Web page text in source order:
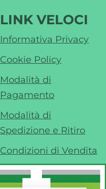
LINK VELOCI
Informativa Privacy
Cookie Policy
Modalità di
Pagamento
Modalità di
Spedizione e Ritiro
Condizioni di Vendita